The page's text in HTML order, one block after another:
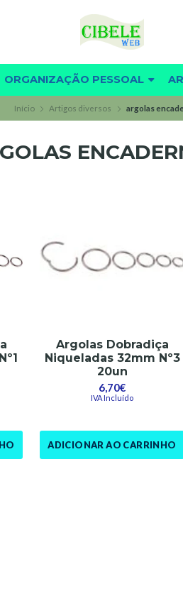
ORGANIZAÇÃO PESSOAL
Início Artigos diversos argolas
Argolas Dobradiça
Niqueladas 32mm Nº3
20un
6,70€
IVA Incluído
ADICIONAR AO CARRINHO